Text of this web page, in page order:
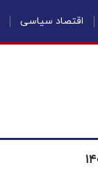
اقتصاد سیاسی